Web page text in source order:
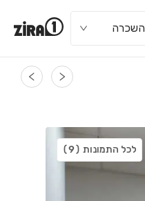
השכרה
לכל התמונות (9)